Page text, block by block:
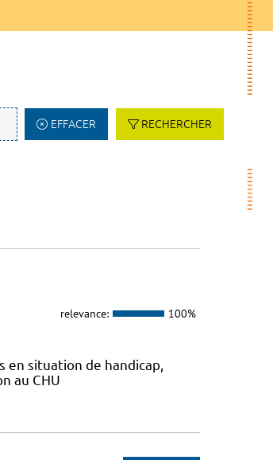
EFFACER RECHERCHER
relevance: 100%
en situation de handicap,
au CHU